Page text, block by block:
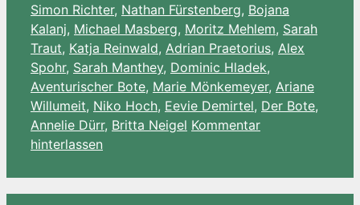
Simon Richter, Nathan Fürstenberg, Bojana
Kalanj, Michael Masberg, Moritz Mehlem, Sarah
Traut, Katja Reinwald, Adrian Praetorius, Alex
Spohr, Sarah Manthey, Dominic Hladek,
Aventurischer Bote, Marie Mönkemeyer, Ariane
Willumeit, Niko Hoch, Eevie Demirtel, Der Bote,
Annelie Dürr, Britta Neigel Kommentar
hinterlassen